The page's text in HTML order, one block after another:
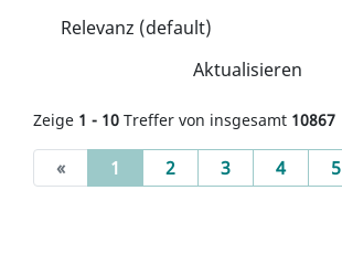
Aktualisieren
Zeige 1 - 10 Treffer von insgesamt 10867
« 1 (current)
2 3 4 5